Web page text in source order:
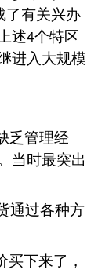
了有关兴办
述4个特区
进入大规模
乏管理经
当时最突出
通过各种方
下来了，